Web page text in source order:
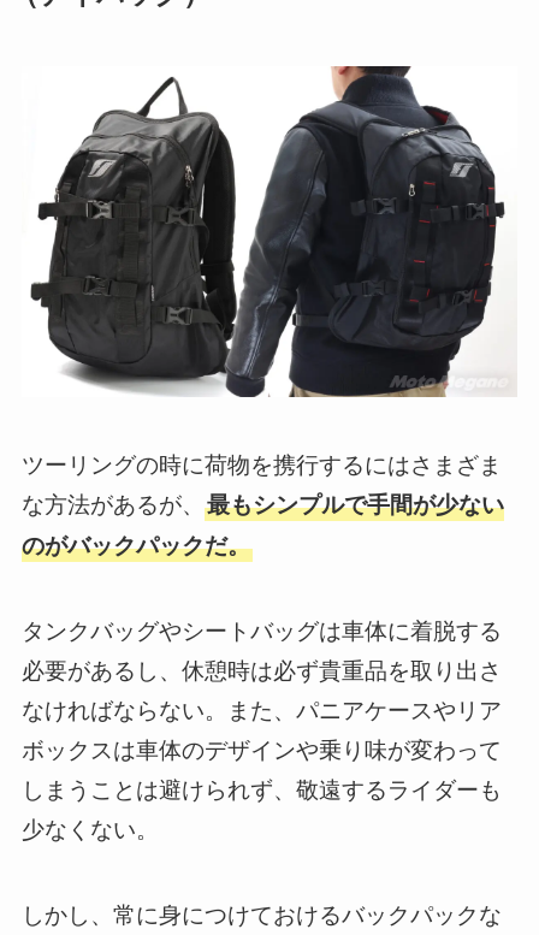
ツーリングの時に荷物を携行するにはさまざま
な方法があるが、 最もシンプルで手間が少ない
のがバックパックだ。
タンクバッグやシートバッグは車体に着脱する
必要があるし、休憩時は必ず貴重品を取り出さ
なければならない。また、パニアケースやリア
ボックスは車体のデザインや乗り味が変わって
しまうことは避けられず、敬遠するライダーも
少なくない。
しかし、常に身につけておけるバックパックな